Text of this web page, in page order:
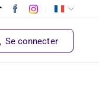
Se connecter